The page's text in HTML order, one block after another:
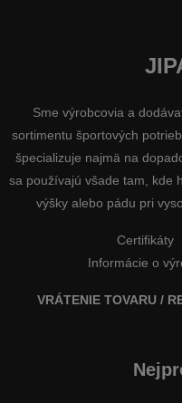
Sme výrobcovia a
sortimentu športových
špecializuje najmä na
sa používajú všade tam, kde
výšky alebo pádu pri
Certifikáty
Informácie o
VRÁTENIE TOVARU /